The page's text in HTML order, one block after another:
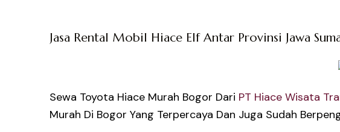
Jasa Rental Mobil Hiace Elf Antar Provinsi Jawa
Sewa Toyota Hiace Murah Bogor Dari PT Hiace Wisata
Murah Di Bogor Yang Terpercaya Dan Juga Sudah